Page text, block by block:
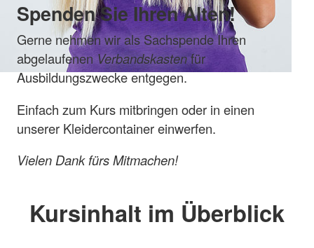
Spenden Sie Ihren Alten!
Gerne nehmen wir als Sachspende Ihren
abgelaufenen Verbandskastenfür
Ausbildungszwecke entgegen.
Einfach zum Kurs mitbringen oder in einen
unserer Kleidercontainer einwerfen.
Vielen Dank fürs Mitmachen!
Kursinhalt im Überblick